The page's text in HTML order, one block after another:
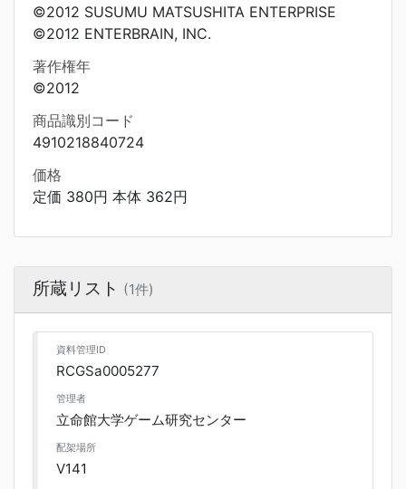
©2012 SUSUMU MATSUSHITA ENTERPRISE
©2012 ENTERBRAIN, INC.
著作権年
©2012
商品識別コード
4910218840724
価格
定価 380円 本体 362円
所蔵リスト (1件)
資料管理ID
RCGSa0005277
管理者
立命館大学ゲーム研究センター
配架場所
V141